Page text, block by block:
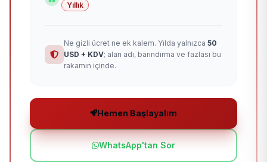
Yıllık
Ne gizli ücret ne ek kalem. Yılda yalnızca 50
USD + KDV; alan adı, barındırma ve fazlası bu
rakamın içinde.
Hemen Başlayalım
WhatsApp'tan Sor